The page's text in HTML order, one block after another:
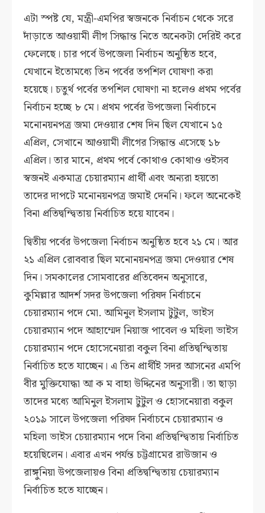
এটা স্পষ্ট যে, মন্ত্রী-এমপির স্বজনকে নির্বাচন থেকে সরে
দাঁড়াতে আওয়ামী লীগ সিদ্ধান্ত নিতে অনেকটা দেরিই করে
ফেলেছে। চার পর্বে উপজেলা নির্বাচন অনুষ্ঠিত হবে,
যেখানে ইতোমধ্যে তিন পর্বের তপশিল ঘোষণা করা
হয়েছে। চতুর্থ পর্বের তপশিল ঘোষণা না হলেও প্রথম পর্বের
নির্বাচন হচ্ছে ৮ মে। প্রথম পর্বের উপজেলা নির্বাচনে
মনোনয়নপত্র জমা দেওয়ার শেষ দিন ছিল যেখানে ১৫
এপ্রিল, সেখানে আওয়ামী লীগের সিদ্ধান্ত এসেছে ১৮
এপ্রিল। তার মানে, প্রথম পর্বে কোথাও কোথাও ওইসব
স্বজনই একমাত্র চেয়ারম্যান প্রার্থী এবং অন্যরা হয়তো
তাদের দাপটে মনোনয়নপত্র জমাই দেননি। ফলে অনেকেই
বিনা প্রতিদ্বন্দ্বিতায় নির্বাচিত হয়ে যাবেন।
দ্বিতীয় পর্বের উপজেলা নির্বাচন অনুষ্ঠিত হবে ২১ মে। আর
২১ এপ্রিল রোববার ছিল মনোনয়নপত্র জমা দেওয়ার শেষ
দিন। সমকালের সোমবারের প্রতিবেদন অনুসারে,
কুমিল্লার আদর্শ সদর উপজেলা পরিষদ নির্বাচনে
চেয়ারম্যান পদে মো. আমিনুল ইসলাম টুটুল, ভাইস
চেয়ারম্যান পদে আহাম্মেদ নিয়াজ পাবেল ও মহিলা ভাইস
চেয়ারম্যান পদে হোসেনেয়ারা বকুল বিনা প্রতিদ্বন্দ্বিতায়
নির্বাচিত হতে যাচ্ছেন। এ তিন প্রার্থীই সদর আসনের এমপি
বীর মুক্তিযোদ্ধা আ ক ম বাহা উদ্দিনের অনুসারী। তা ছাড়া
তাদের মধ্যে আমিনুল ইসলাম টুটুল ও হোসনেয়ারা বকুল
২০১৯ সালে উপজেলা পরিষদ নির্বাচনে চেয়ারম্যান ও
মহিলা ভাইস চেয়ারম্যান পদে বিনা প্রতিদ্বন্দ্বিতায় নির্বাচিত
হয়েছিলেন। এবার এখন পর্যন্ত চট্টগ্রামের রাউজান ও
রাঙ্গুনিয়া উপজেলায়ও বিনা প্রতিদ্বন্দ্বিতায় চেয়ারম্যান
নির্বাচিত হতে যাচ্ছেন।